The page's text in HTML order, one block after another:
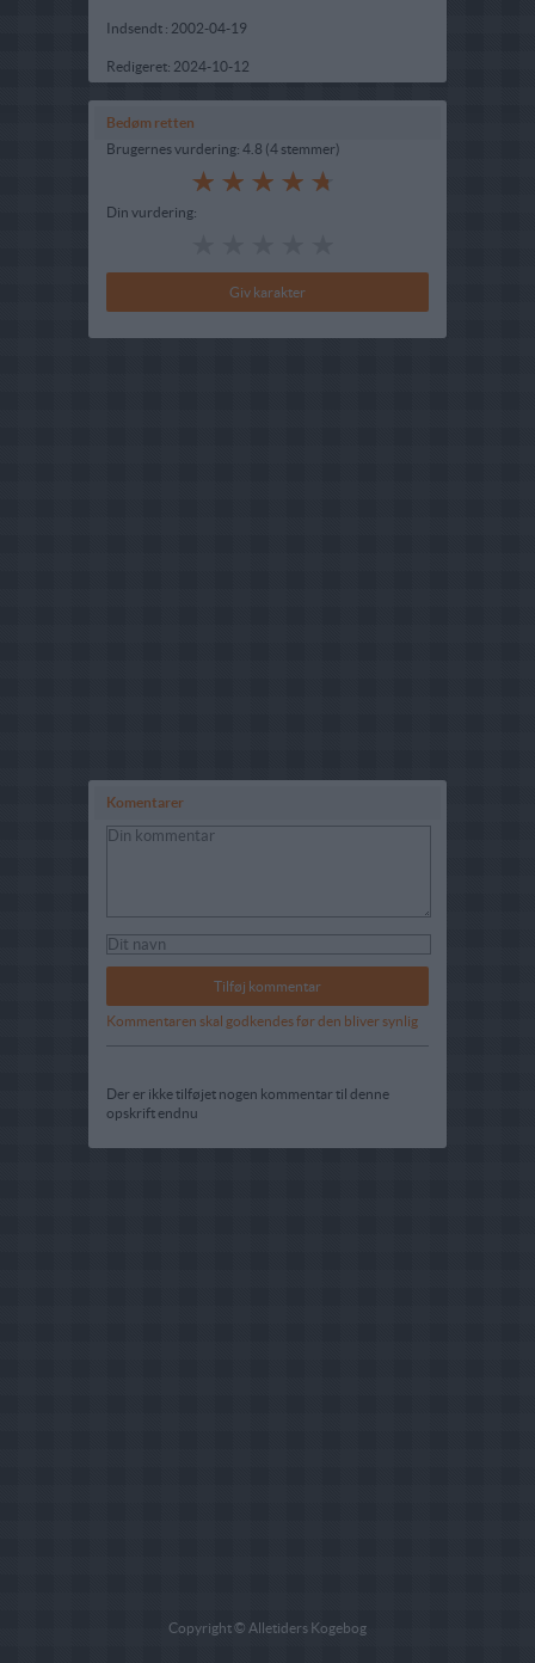
Indsendt : 2002-04-19
Redigeret: 2024-10-12
Bedøm retten
Brugernes vurdering: 4.8 (4 stemmer)
Din vurdering:
Komentarer
Kommentaren skal godkendes før den bliver synlig
Der er ikke tilføjet nogen kommentar til denne
opskrift endnu
Copyright © Alletiders Kogebog